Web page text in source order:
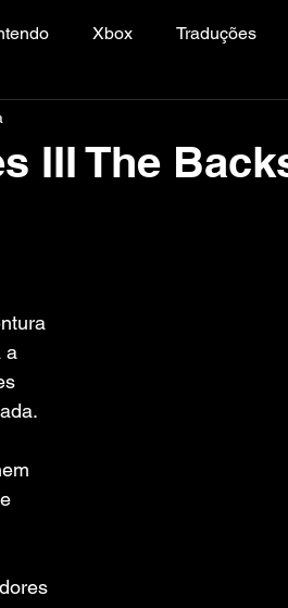
Xbox Traduções
III The
a